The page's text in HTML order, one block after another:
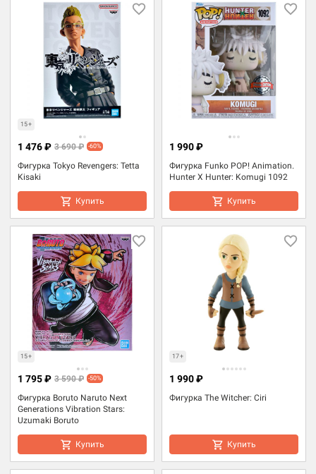
15+
Фигурка Tokyo Revengers: Tetta
Kisaki
1 476 ₽ 3 690 ₽ -60%
Купить
Фигурка Funko POP! Animation.
Hunter X Hunter: Komugi 1092
1 990 ₽
Купить
15+
Фигурка Boruto Naruto Next
Generations Vibration Stars:
Uzumaki Boruto
1 795 ₽ 3 590 ₽ -50%
Купить
17+
Фигурка The Witcher: Ciri
1 990 ₽
Купить